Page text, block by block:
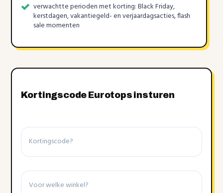
verwachtte perioden met korting: Black Friday,
kerstdagen, vakantiegeld- en verjaardagsacties, flash
sale momenten
Kortingscode Eurotops insturen
Kortingscode
Winkel